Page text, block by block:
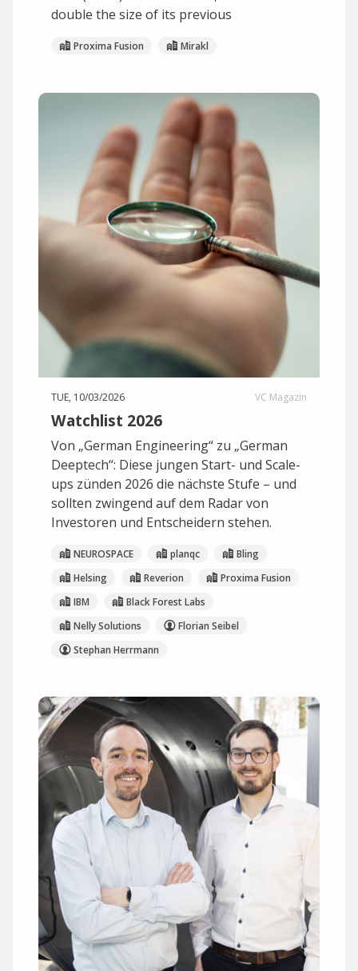
double the size of its previous
Proxima Fusion Mirakl
TUE, 10/03/2026 VC Magazin
Watchlist 2026
Von „German Engineering“ zu „German
Deeptech“: Diese jungen Start- und Scale-
ups zünden 2026 die nächste Stufe – und
sollten zwingend auf dem Radar von
Investoren und Entscheidern stehen.
NEUROSPACE planqc
Bling
Helsing
Reverion
Proxima Fusion
IBM
Black Forest Labs
Nelly Solutions
Florian Seibel
Stephan Herrmann